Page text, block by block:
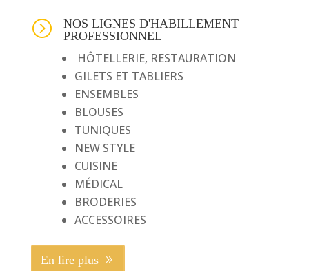
=
NOS LIGNES D'HABILLEMENT
PROFESSIONNEL
HÔTELLERIE, RESTAURATION
GILETS ET TABLIERS
ENSEMBLES
BLOUSES
TUNIQUES
NEW STYLE
CUISINE
MÉDICAL
BRODERIES
ACCESSOIRES
En lire plus